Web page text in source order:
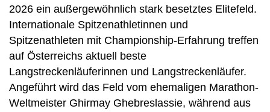
2026 ein außergewöhnlich stark besetztes Elitefeld.
Internationale Spitzenathletinnen und
Spitzenathleten mit Championship-Erfahrung treffen
auf Österreichs aktuell beste
Langstreckenläuferinnen und Langstreckenläufer.
Angeführt wird das Feld vom ehemaligen Marathon-
Weltmeister Ghirmay Ghebreslassie, während aus